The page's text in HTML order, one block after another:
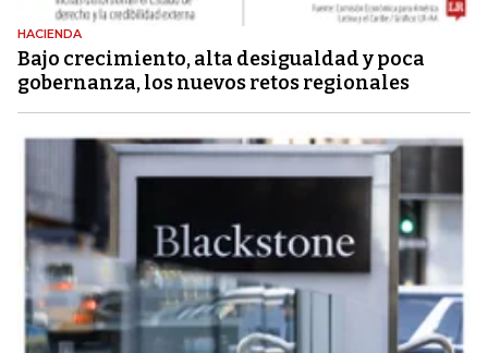
HACIENDA
Bajo crecimiento, alta desigualdad y poca
gobernanza, los nuevos retos regionales